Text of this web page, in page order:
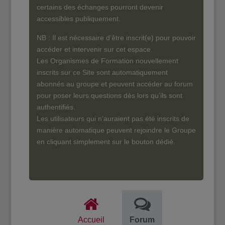
certains des échanges pourront devenir
accessibles publiquement.
NB : Il est nécessaire d’être inscrit(e) pour pouvoir
accéder et intervenir sur cet espace.
Les Organismes de Formation nouvellement
inscrits sur ce Site sont automatiquement
abonnés au groupe et peuvent accéder au forum
pour poser leurs questions dès lors qu’ils sont
authentifiés.
Les utilisateurs qui n’auraient pas été inscrits de
manière automatique peuvent rejoindre le Groupe
en cliquant simplement sur le bouton dédié.
Accueil Forum